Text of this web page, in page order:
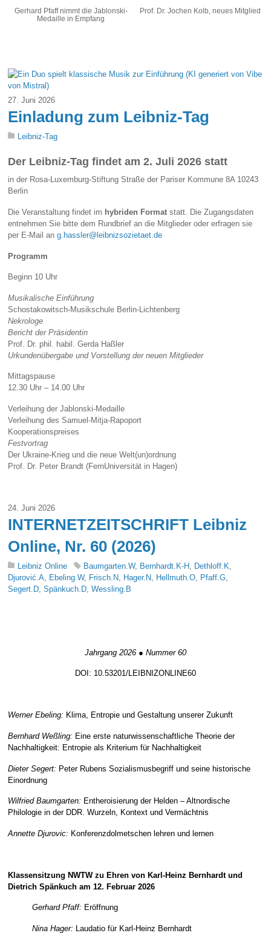
Gerhard Pfaff nimmt die Jablonski-
Medaille in Empfang
Prof. Dr. Jochen Kolb, neues Mitglied
27. Juni 2026
Einladung zum Leibniz-Tag
Leibniz-Tag
Der Leibniz-Tag findet am 2. Juli 2026 statt
in der Rosa-Luxemburg-Stiftung Straße der Pariser Kommune 8A 10243
Berlin
Die Veranstaltung findet im hybriden Format statt. Die Zugangsdaten
entnehmen Sie bitte dem Rundbrief an die Mitglieder oder erfragen sie
per E-Mail ang.hassler@leibnizsozietaet.de
Programm
Beginn 10 Uhr
Musikalische Einführung
Schostakowitsch-Musikschule Berlin-Lichtenberg
Nekrologe
Bericht der Präsidentin
Prof. Dr. phil. habil. Gerda Haßler
Urkundenübergabe und Vorstellung der neuen Mitglieder
Mittagspause
12.30 Uhr – 14.00 Uhr
Verleihung der Jablonski-Medaille
Verleihung des Samuel-Mitja-Rapoport
Kooperationspreises
Festvortrag
Der Ukraine-Krieg und die neue Welt(un)ordnung
Prof. Dr. Peter Brandt (FernUniversität in Hagen)
24. Juni 2026
INTERNETZEITSCHRIFT Leibniz
Online, Nr. 60 (2026)
Leibniz Online Baumgarten.W, Bernhardt.K-H Dethloff.K
Djurović.A
Ebeling.W, Frisch.N Hager.N Hellmuth.O Pfaff.G
Segert.D ,Spänkuch.D ,Wessling.B
Jahrgang 2026 ● Nummer 60
DOI: 10.53201/LEIBNIZONLINE60
Werner Ebeling: Klima, Entropie und Gestaltung unserer Zukunft
Bernhard Weßling: Eine erste naturwissenschaftliche Theorie der
Nachhaltigkeit: Entropie als Kriterium für Nachhaltigkeit
Dieter Segert: Peter Rubens Sozialismusbegriff und seine historische
Einordnung
Wilfried Baumgarten: Entheroisierung der Helden – Altnordische
Philologie in der DDR. Wurzeln, Kontext und Vermächtnis
Annette Djurovic: Konferenzdolmetschen lehren und lernen
Klassensitzung NWTW zu Ehren von Karl-Heinz Bernhardt und
Dietrich Spänkuch am 12. Februar 2026
Gerhard Pfaff: Eröffnung
Nina Hager: Laudatio für Karl-Heinz Bernhardt